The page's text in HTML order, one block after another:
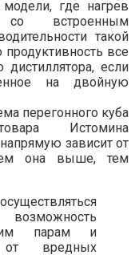
где нагрев
со встроенным
такой
все
если
на двойную
перегонного куба
Истомина
зависит от
она выше, тем
парам и
от вредных